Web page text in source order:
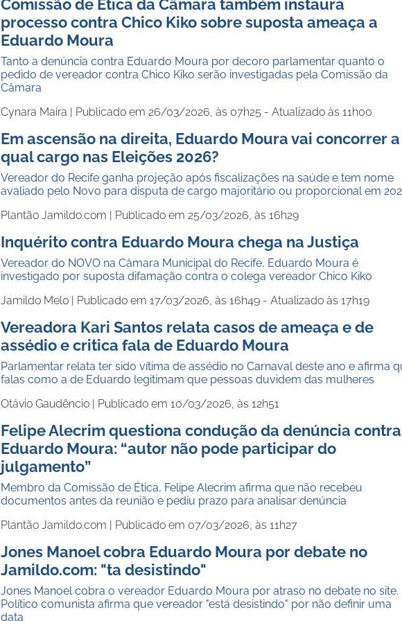
Comissão de Ética da Câmara também instaura
processo contra Chico Kiko sobre suposta ameaça a
Eduardo Moura
Tanto a denúncia contra Eduardo Moura por decoro parlamentar quanto o
pedido de vereador contra Chico Kiko serão investigadas pela Comissão da
Câmara
Cynara Maíra | Publicado em 26/03/2026, às 07h25 - Atualizado às 11h00
Em ascensão na direita, Eduardo Moura vai concorrer a
qual cargo nas Eleições 2026?
Vereador do Recife ganha projeção após fiscalizações na saúde e tem nome
avaliado pelo Novo para disputa de cargo majoritário ou proporcional em
Plantão Jamildo.com | Publicado em 25/03/2026, às 16h29
Inquérito contra Eduardo Moura chega na Justiça
Vereador do NOVO na Câmara Municipal do Recife, Eduardo Moura é
investigado por suposta difamação contra o colega vereador Chico Kiko
Jamildo Melo | Publicado em 17/03/2026, às 16h49 - Atualizado às 17h19
Vereadora Kari Santos relata casos de ameaça e de
assédio e critica fala de Eduardo Moura
Parlamentar relata ter sido vítima de assédio no Carnaval deste ano e afirma
falas como a de Eduardo legitimam que pessoas duvidem das mulheres
Otávio Gaudêncio | Publicado em 10/03/2026, às 12h51
Felipe Alecrim questiona condução da denúncia contra
Eduardo Moura: “autor não pode participar do
julgamento”
Membro da Comissão de Ética, Felipe Alecrim afirma que não recebeu
documentos antes da reunião e pediu prazo para analisar denúncia
Plantão Jamildo.com | Publicado em 07/03/2026, às 11h27
Jones Manoel cobra Eduardo Moura por debate no
Jamildo.com: "ta desistindo"
Jones Manoel cobra o vereador Eduardo Moura por atraso no debate no site.
Político comunista afirma que vereador "está desistindo" por não definir uma
data